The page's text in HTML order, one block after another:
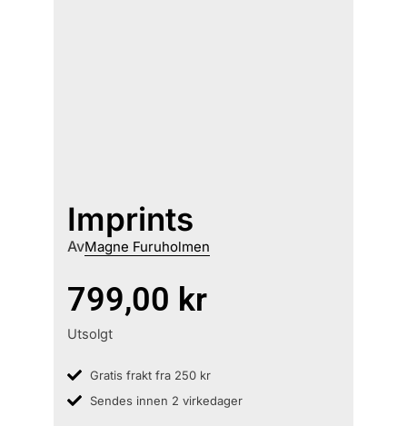
Imprints
AvMagne Furuholmen
799,00 kr
Utsolgt
Gratis frakt fra 250 kr
Sendes innen 2 virkedager